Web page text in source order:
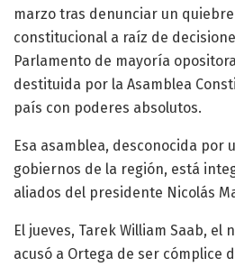
marzo tras denunciar un
constitucional a raíz de
Parlamento de mayoría
destituida por la Asamblea
país con poderes absolutos.
Esa asamblea, desconocida por
gobiernos de la región, está
aliados del presidente Nicolás
El jueves, Tarek William Saab, el
acusó a Ortega de ser cómplice